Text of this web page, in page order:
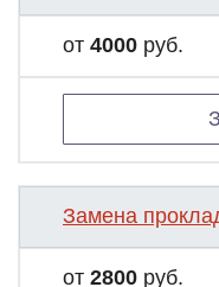
от 4000 руб.
Замена
от 2800 руб.